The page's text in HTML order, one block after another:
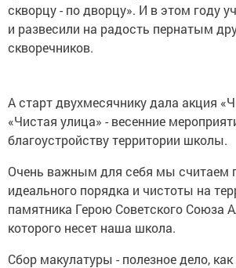
скворцу - по дворцу». И в этом году
и развесили на радость пернатым
скворечников.
А старт двухмесячнику дала акция
«Чистая улица» - весенние
благоустройству территории школы.
Очень важным для себя мы считаем
идеального порядка и чистоты на
памятника Герою Советского Союза
которого несет наша школа.
Сбор макулатуры - полезное дело,